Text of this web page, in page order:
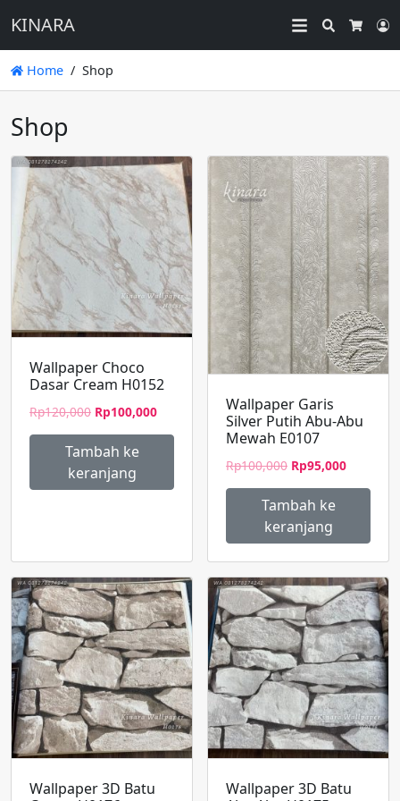
KINARA
Search
Home Shop
Shop
Wallpaper Choco
Dasar Cream H0152
Rp120,000 Harga
adalah:
Rp120,000.
Rp100,000Harga
Tambah ke
keranjang
Wallpaper Garis
Silver Putih Abu-Abu
Mewah E0107
Rp100,000 Harga
adalah:
Rp100,000.
Rp95,000Harga
Tambah ke
keranjang
Wallpaper 3D Batu
Wallpaper 3D Batu